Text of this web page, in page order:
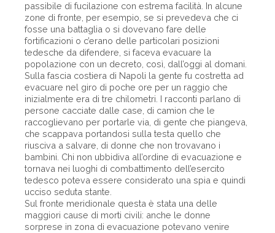
passibile di fucilazione con estrema facilità. In alcune
zone di fronte, per esempio, se si prevedeva che ci
fosse una battaglia o si dovevano fare delle
fortificazioni o c’erano delle particolari posizioni
tedesche da difendere, si faceva evacuare la
popolazione con un decreto, così, dall’oggi al domani.
Sulla fascia costiera di Napoli la gente fu costretta ad
evacuare nel giro di poche ore per un raggio che
inizialmente era di tre chilometri. I racconti parlano di
persone cacciate dalle case, di camion che le
raccoglievano per portarle via, di gente che piangeva,
che scappava portandosi sulla testa quello che
riusciva a salvare, di donne che non trovavano i
bambini. Chi non ubbidiva all’ordine di evacuazione e
tornava nei luoghi di combattimento dell’esercito
tedesco poteva essere considerato una spia e quindi
ucciso seduta stante.
Sul fronte meridionale questa è stata una delle
maggiori cause di morti civili: anche le donne
sorprese in zona di evacuazione potevano venire